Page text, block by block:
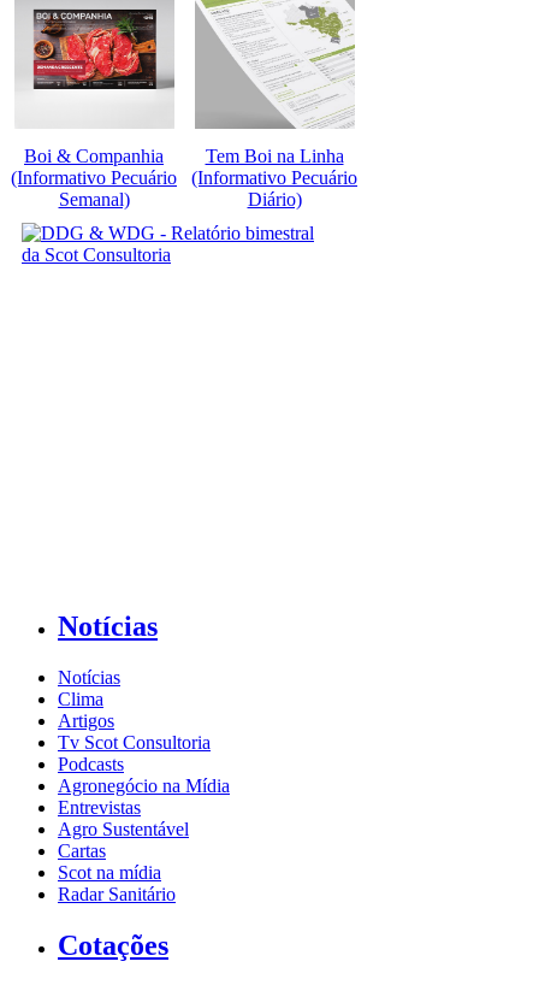
Boi & Companhia
(Informativo Pecuário
Semanal)
Tem Boi na Linha
(Informativo Pecuário
Diário)
Notícias
Notícias
Clima
Artigos
Tv Scot Consultoria
Podcasts
Agronegócio na Mídia
Entrevistas
Agro Sustentável
Cartas
Scot na mídia
Radar Sanitário
Cotações